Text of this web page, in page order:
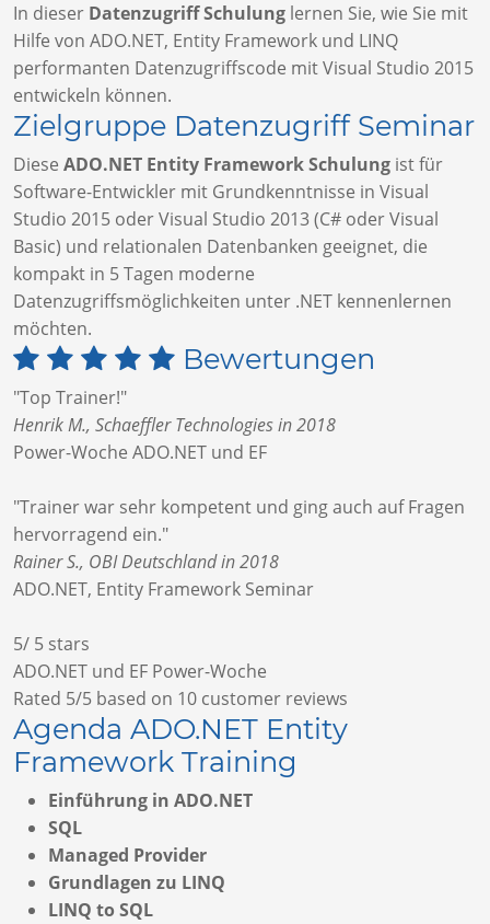
In dieser Datenzugriff Schulung lernen Sie, wie Sie mit
Hilfe von ADO.NET, Entity Framework und LINQ
performanten Datenzugriffscode mit Visual Studio 2015
entwickeln können.
Zielgruppe Datenzugriff Seminar
Diese ADO.NET Entity Framework Schulung ist für
Software-Entwickler mit Grundkenntnisse in Visual
Studio 2015 oder Visual Studio 2013 (C# oder Visual
Basic) und relationalen Datenbanken geeignet, die
kompakt in 5 Tagen moderne
Datenzugriffsmöglichkeiten unter .NET kennenlernen
möchten.
Bewertungen
"Top Trainer!"
Henrik M., Schaeffler Technologies in 2018
Power-Woche ADO.NET und EF
"Trainer war sehr kompetent und ging auch auf Fragen
hervorragend ein."
Rainer S., OBI Deutschland in 2018
ADO.NET, Entity Framework Seminar
5/ 5 stars
ADO.NET und EF Power-Woche
Rated 5/5 based on 10 customer reviews
Agenda ADO.NET Entity
Framework Training
Einführung in ADO.NET
SQL
Managed Provider
Grundlagen zu LINQ
LINQ to SQL